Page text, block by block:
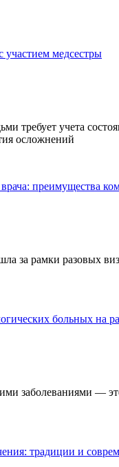
участием медсестры
требует учета
осложнений
преимущества
за рамки разовых
больных на
заболеваниями —
традиции и